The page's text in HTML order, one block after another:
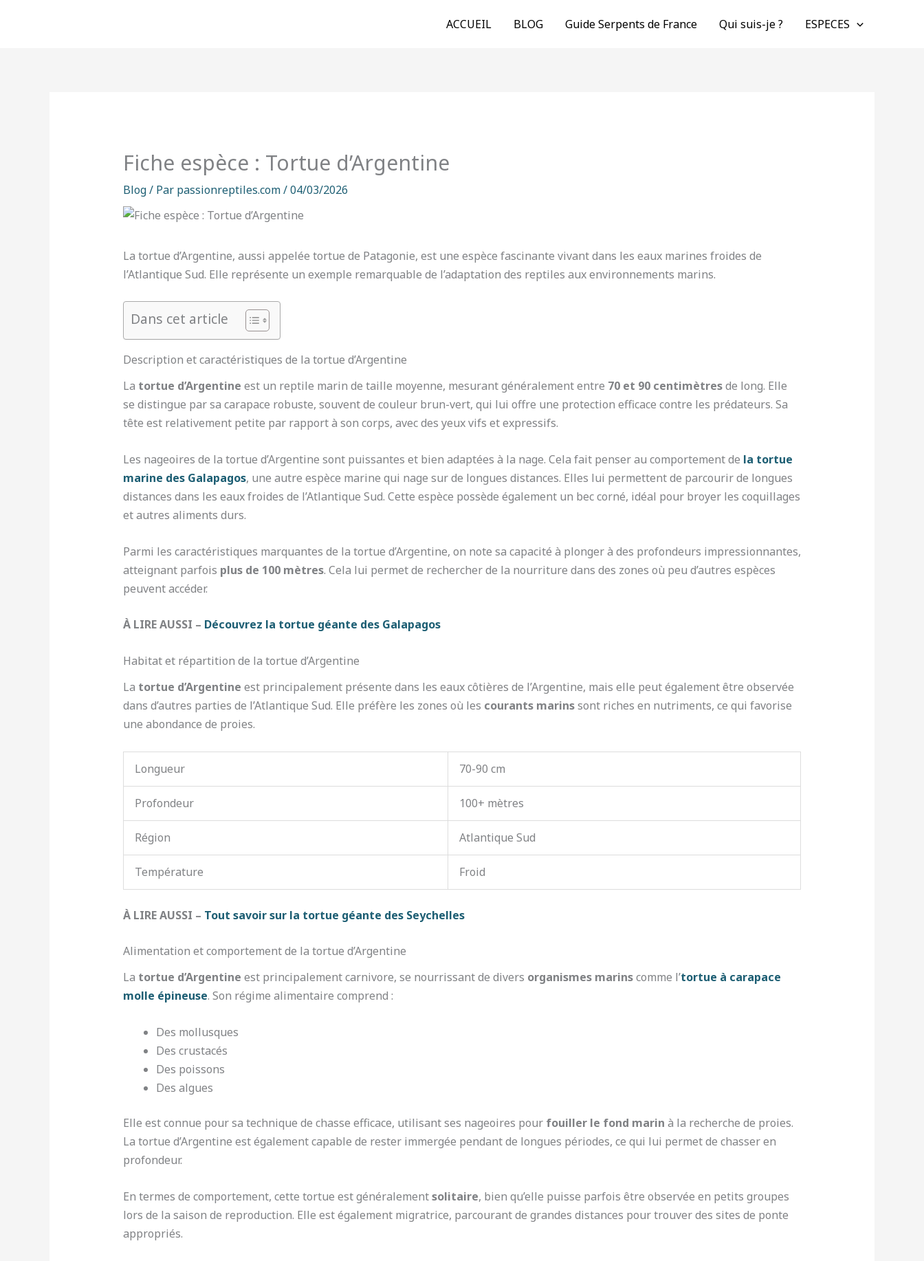
ACCUEIL BLOG Guide Serpents de France Qui suis-je ? ESPECES
Fiche espèce : Tortue d’Argentine
Blog/ Par passionreptiles.com/04/03/2026
La tortue d’Argentine, aussi appelée tortue de Patagonie, est une espèce fascinante vivant dans les eaux marines froides de
l’Atlantique Sud. Elle représente un exemple remarquable de l’adaptation des reptiles aux environnements marins.
Dans cet article
Description et caractéristiques de la tortue d’Argentine
La tortue d’Argentine est un reptile marin de taille moyenne, mesurant généralement entre 70 et 90 centimètresde long. Elle
se distingue par sa carapace robuste, souvent de couleur brun-vert, qui lui offre une protection efficace contre les prédateurs. Sa
tête est relativement petite par rapport à son corps, avec des yeux vifs et expressifs.
Les nageoires de la tortue d’Argentine sont puissantes et bien adaptées à la nage. Cela fait penser au comportement de la tortue
marine des Galapagos, une autre espèce marine qui nage sur de longues distances. Elles lui permettent de parcourir de longues
distances dans les eaux froides de l’Atlantique Sud. Cette espèce possède également un bec corné, idéal pour broyer les coquillages
et autres aliments durs.
Parmi les caractéristiques marquantes de la tortue d’Argentine, on note sa capacité à plonger à des profondeurs impressionnantes,
atteignant parfois plus de 100 mètres. Cela lui permet de rechercher de la nourriture dans des zones où peu d’autres espèces
peuvent accéder.
À LIRE AUSSI – Découvrez la tortue géante des Galapagos
Habitat et répartition de la tortue d’Argentine
La tortue d’Argentine est principalement présente dans les eaux côtières de l’Argentine, mais elle peut également être observée
dans d’autres parties de l’Atlantique Sud. Elle préfère les zones où les courants marinssont riches en nutriments, ce qui favorise
une abondance de proies.
Longueur 70-90 cm
Profondeur 100+ mètres
Région Atlantique Sud
Température Froid
À LIRE AUSSI – Tout savoir sur la tortue géante des Seychelles
Alimentation et comportement de la tortue d’Argentine
La tortue d’Argentine est principalement carnivore, se nourrissant de divers organismes marinscomme l’tortue à carapace
molle épineuse. Son régime alimentaire comprend :
Des mollusques
Des crustacés
Des poissons
Des algues
Elle est connue pour sa technique de chasse efficace, utilisant ses nageoires pour fouiller le fond marin à la recherche de proies.
La tortue d’Argentine est également capable de rester immergée pendant de longues périodes, ce qui lui permet de chasser en
profondeur.
En termes de comportement, cette tortue est généralementsolitaire, bien qu’elle puisse parfois être observée en petits groupes
lors de la saison de reproduction. Elle est également migratrice, parcourant de grandes distances pour trouver des sites de ponte
appropriés.